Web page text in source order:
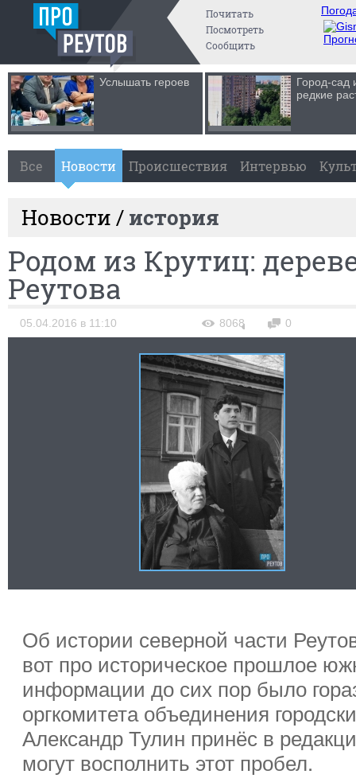
Почитать
Посмотреть
Сообщить
Услышать героев
Город-сад
редкие
Все Новости Происшествия Интервью
Новости / история
Родом из Крутиц:
Реутова
05.04.2016 в 11:10 8068 0
Об истории северной части
вот про историческое прошлое
информации до сих пор было
оргкомитета объединения
Александр Тулин принёс в
могут восполнить этот пробел.